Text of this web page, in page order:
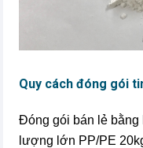
Quy cách đóng gói
Đóng gói bán lẻ bằng
lượng lớn PP/PE